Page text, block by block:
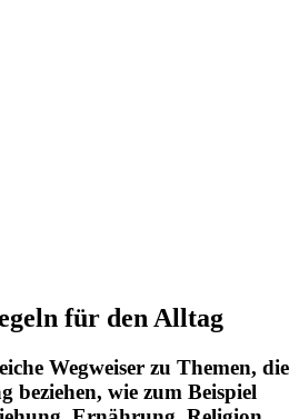
für den Alltag
Wegweiser zu Themen, die
beziehen, wie zum Beispiel